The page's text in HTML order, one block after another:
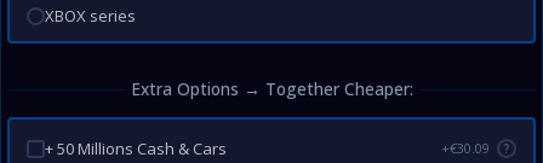
XBOX series
Extra Options → Together Cheaper:
+ 50 Millions Cash & Cars +€30.09 ?